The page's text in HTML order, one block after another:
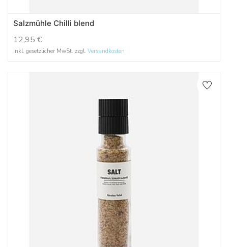
Salzmühle Chilli blend
12,95 €
Inkl. gesetzlicher MwSt. zzgl. Versandkosten